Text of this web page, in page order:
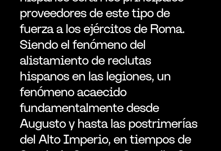
proveedores de este tipo de
fuerza a los ejércitos de Roma.
Siendo el fenómeno del
alistamiento de reclutas
hispanos en las legiones, un
fenómeno acaecido
fundamentalmente desde
Augusto y hasta las postrimerías
del Alto Imperio, en tiempos de